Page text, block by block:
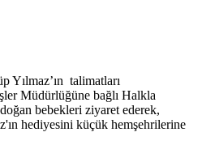
Yılmaz’ın talimatları
Müdürlüğüne bağlı Halkla
bebekleri ziyaret ederek,
hediyesini küçük hemşehrilerine